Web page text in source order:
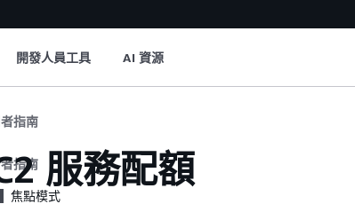
開發人員工具 AI 資源
指南
指南 服務配額
焦點模式